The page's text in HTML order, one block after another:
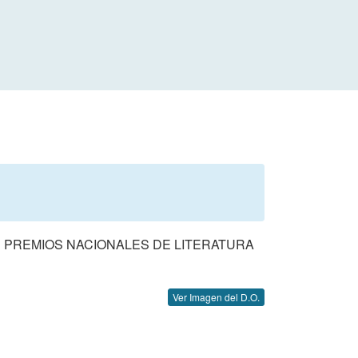
NACIONALES DE LITERATURA
Ver Imagen del D.O.